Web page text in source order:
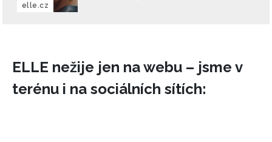
elle.cz
ELLE nežije jen na webu – jsme v
terénu i na sociálních sítích: